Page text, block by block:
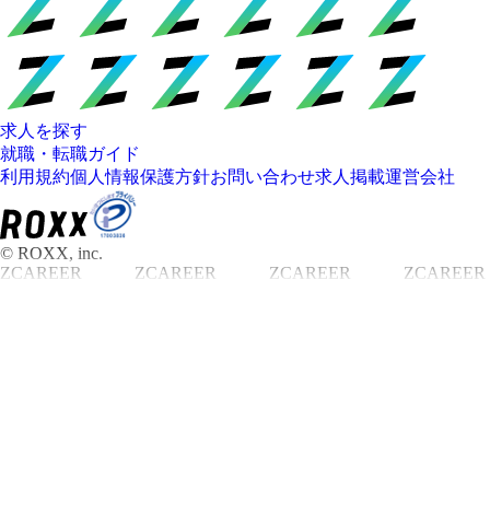
求人を探す
就職・転職ガイド
利用規約個人情報保護方針お問い合わせ求人掲載運営会社
© ROXX, inc.
ZCAREER
ZCAREER ZCAREER ZCAREER